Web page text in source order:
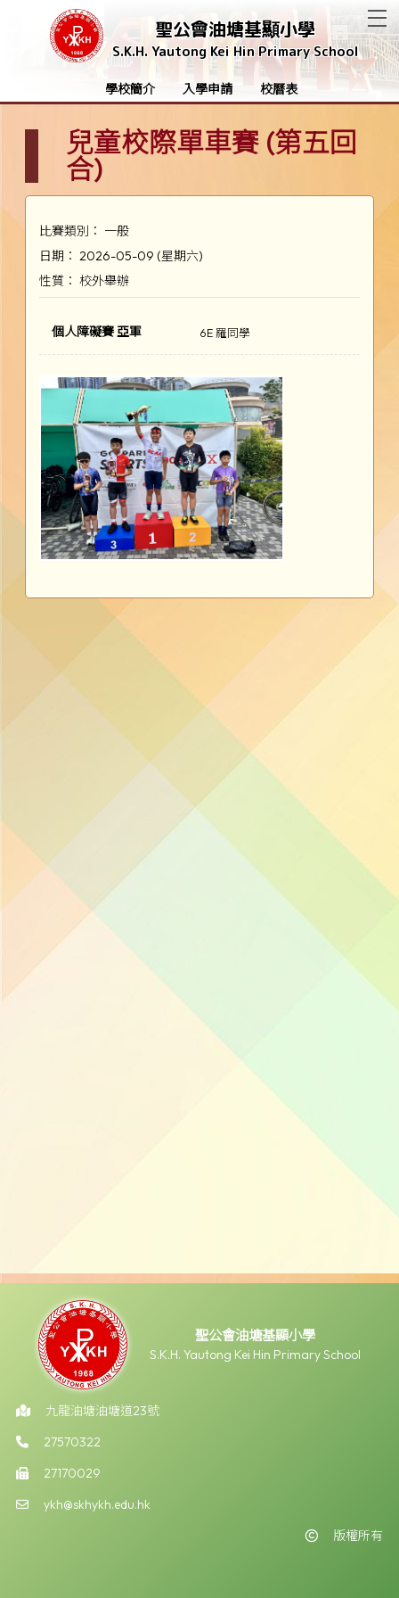
聖公會油塘基顯小學
S.K.H. Yautong Kei Hin Primary School
學校簡介 入學申請 校曆表
兒童校際單車賽 (第五回
合)
比賽類別： 一般
日期： 2026-05-09 (星期六)
性質： 校外舉辦
個人障礙賽 亞軍 6E 羅同學
聖公會油塘基顯小學
S.K.H. Yautong Kei Hin Primary School
九龍油塘油塘道23號
27570322
27170029
ykh@skhykh.edu.hk
版權所有